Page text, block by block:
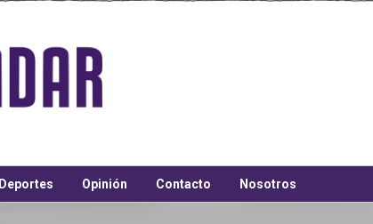
Deportes Opinión Contacto Nosotros